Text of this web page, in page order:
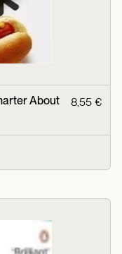
About
8,55 €